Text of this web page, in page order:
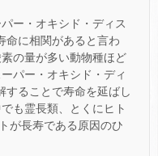
ー・オキシド・ディス
命に相関があると言わ
の量が多い動物種ほど
パー・オキシド・ディ
することで寿命を延ばし
も霊長類、とくにヒト
が長寿である原因のひ